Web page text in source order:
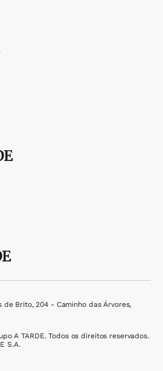
de Brito, 204 - Caminho das Árvores,
A TARDE. Todos os direitos reservados.
S.A.